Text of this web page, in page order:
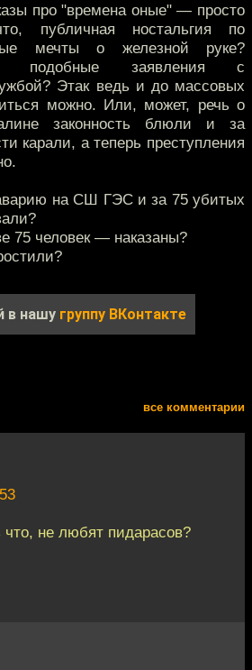
про "времена оные" — просто
публичная ностальгия по
мечты о железной руке?
подобные заявления с
Этак ведь и до массовых
можно. Или, может, речь о
законность блюли и за
карали, а теперь преступления
на СШ ГЭС и за 75 убитых
75 человек — наказаны?
в нашу группу ВКонтакте
все комментарии
не любят пидарасов?